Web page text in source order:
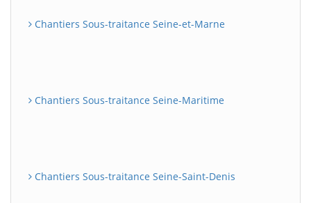
Chantiers Sous-traitance Seine-et-Marne
Chantiers Sous-traitance Seine-Maritime
Chantiers Sous-traitance Seine-Saint-Denis